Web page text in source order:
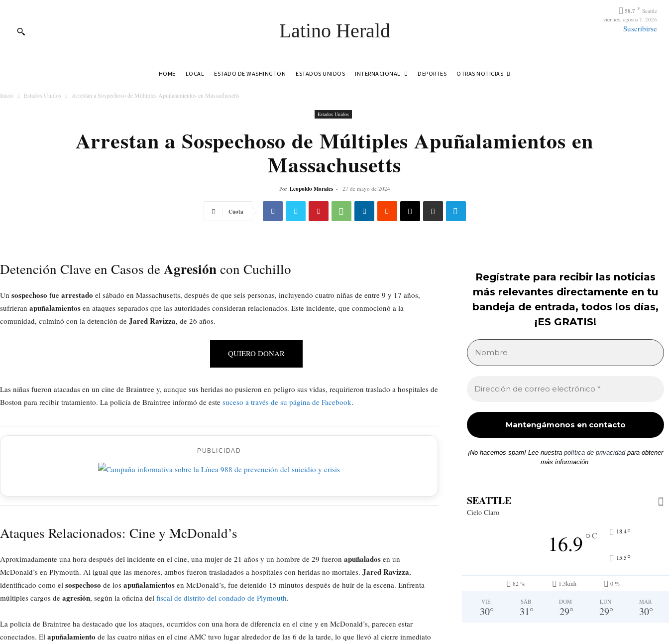
Latino Herald
58.7 F Seattle
viernes, agosto 7, 2026
Suscribirse
HOME LOCAL ESTADO DE WASHINGTON ESTADOS UNIDOS INTERNACIONAL DEPORTES OTRAS NOTICIAS
Inicio Estados Unidos Arrestan a Sospechoso de Múltiples Apuñalamientos en Massachusetts
Estados Unidos
Arrestan a Sospechoso de Múltiples Apuñalamientos en
Massachusetts
Por Leopoldo Morales - 27 de mayo de 2024
Cuota
Detención Clave en Casos deAgresióncon Cuchillo
Un sospechoso fue arrestado el sábado en Massachusetts, después de que seis personas, incluyendo cuatro niñas de entre 9 y 17 años,
sufrieran apuñalamientos en ataques separados que las autoridades consideran relacionados. Este incidente, que conmocionó a la
comunidad, culminó con la detención de Jared Ravizza, de 26 años.
QUIERO DONAR
Las niñas fueron atacadas en un cine de Braintree y, aunque sus heridas no pusieron en peligro sus vidas, requirieron traslado a hospitales de
Boston para recibir tratamiento. La policía de Braintree informó de este suceso a través de su página de Facebook.
PUBLICIDAD
Ataques Relacionados: Cine y McDonald’s
Aproximadamente una hora después del incidente en el cine, una mujer de 21 años y un hombre de 29 fueron apuñalados en un
McDonald’s en Plymouth. Al igual que las menores, ambos fueron trasladados a hospitales con heridas no mortales. Jared Ravizza,
identificado como el sospechoso de los apuñalamientos en McDonald’s, fue detenido 15 minutos después de huir de la escena. Enfrenta
múltiples cargos de agresión, según la oficina del fiscal de distrito del condado de Plymouth.
La policía de Braintree ha destacado que los ataques, ocurridos con una hora de diferencia en el cine y en McDonald’s, parecen estar
conectados. El apuñalamiento de las cuatro niñas en el cine AMC tuvo lugar alrededor de las 6 de la tarde, lo que llevó al cierre inmediato
Regístrate para recibir las noticias
más relevantes directamente en tu
bandeja de entrada, todos los días,
¡ES GRATIS!
¡No hacemos spam! Lee nuestra política de privacidadpara obtener
más información.
SEATTLE
Cielo Claro
16.9°C 18.4°
15.5°
82 % 1.3kmh 0 %
VIE
30°
SÁB
31°
DOM
29°
LUN
29°
MAR
30°